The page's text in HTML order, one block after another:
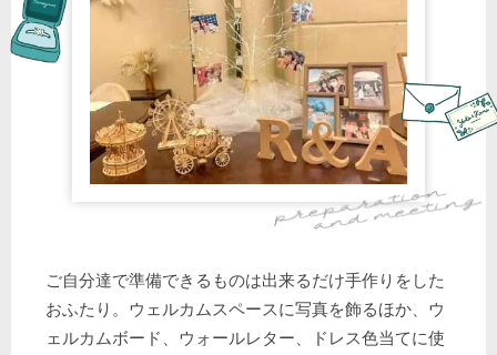
ご自分達で準備できるものは出来るだけ手作りをした
おふたり。ウェルカムスペースに写真を飾るほか、ウ
ェルカムボード、ウォールレター、ドレス色当てに使